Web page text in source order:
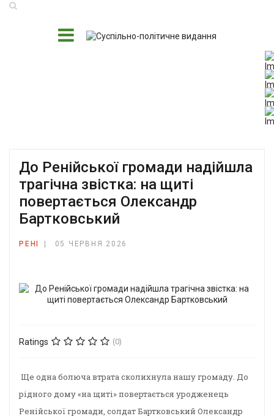
До Ренійської громади надійшла
трагічна звістка: на щиті
повертається Олександр
Бартковський
РЕНІ 05 ЧЕРВНЯ 2026
Ratings (0)
Ще одна болюча втрата сколихнула нашу громаду. До
рідного дому «на щиті» повертається уродженець
Ренійської громади, солдат Бартковський Олександр